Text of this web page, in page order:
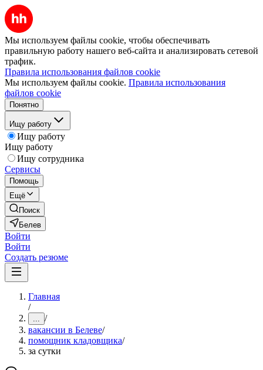
Мы используем файлы cookie, чтобы обеспечивать
правильную работу нашего веб-сайта и анализировать сетевой
трафик.
Правила использования файлов cookie
Мы используем файлы cookie. Правила использования
файлов cookie
Понятно
Ищу работу
Ищу работу
Ищу работу
Ищу сотрудника
Сервисы
Помощь
Ещё
Поиск
Белев
Войти
Войти
Создать резюме
Главная
/
... /
вакансии в Белеве/
помощник кладовщика/
за сутки